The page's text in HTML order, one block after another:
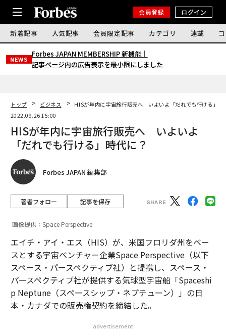
会員登録 ログイン
新着記事 人気記事 会員限定記事 カテゴリ 連載
NEWS
Forbes JAPAN MEMBERSHIP 新機能｜
記事ページ内の広告表示を最小限にしました
トップ ビジネス
HISが年内に宇宙旅行販売へ いよいよ「だれでも行ける」時
2022.09.26 15:00
HISが年内に宇宙旅行販売へ いよいよ
「だれでも行ける」時代に？
Forbes JAPAN 編集部
著者フォロー 記事を保存
画像提供：Space Perspective
エイチ・アイ・エス（HIS）が、米国フロリダ州をベー
スとする宇宙ベンチャー企業Space Perspective（以下
スペース・パースペクティブ社）と提携し、スペース・
パースペクティブ社が提供する気球型宇宙船「Spaceshi
p Neptune（スペースシップ・ネプチューン）」の日
本・カナダでの販売権契約を締結した。
advertisement